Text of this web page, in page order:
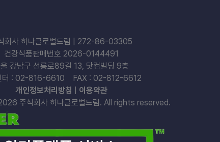
회사 하나글로벌드림 | 272-86-03305
건강식품판매번호 2026-0144491
강남구 선릉로89길 13, 닷컴빌딩 9층
터 : 02-816-6610 FAX : 02-812-6612
개인정보처리방침
이용약관
주식회사 하나글로벌드림. All rights reserved.